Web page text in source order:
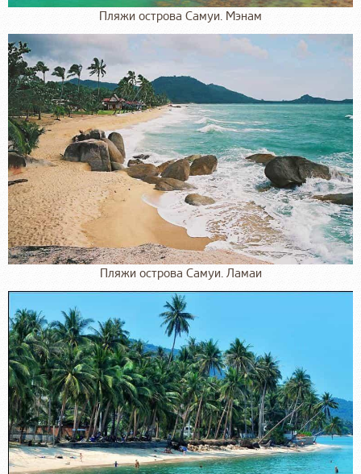
Пляжи острова Самуи. Мэнам
Пляжи острова Самуи. Ламаи